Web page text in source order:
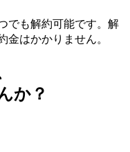
でも解約可能です。解
はかかりません。
か？